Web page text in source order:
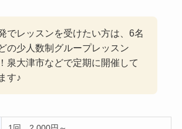
でレッスンを受けたい方は、6名
の少人数制グループレッスン
泉大津市などで定期に開催して
す♪